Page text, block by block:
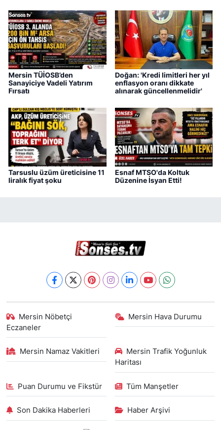
Mersin TÜİOSB’den
Sanayiciye Vadeli Yatırım
Fırsatı
Doğan: 'Kredi limitleri her yıl
enflasyon oranı dikkate
alınarak güncellenmelidir'
Tarsuslu üzüm üreticisine 11
liralık fiyat şoku
Esnaf MTSO'da Koltuk
Düzenine İsyan Etti!
Mersin Nöbetçi
Eczaneler
Mersin Hava Durumu
Mersin Namaz Vakitleri
Mersin Trafik Yoğunluk
Haritası
Puan Durumu ve Fikstür Tüm Manşetler
Son Dakika Haberleri Haber Arşivi